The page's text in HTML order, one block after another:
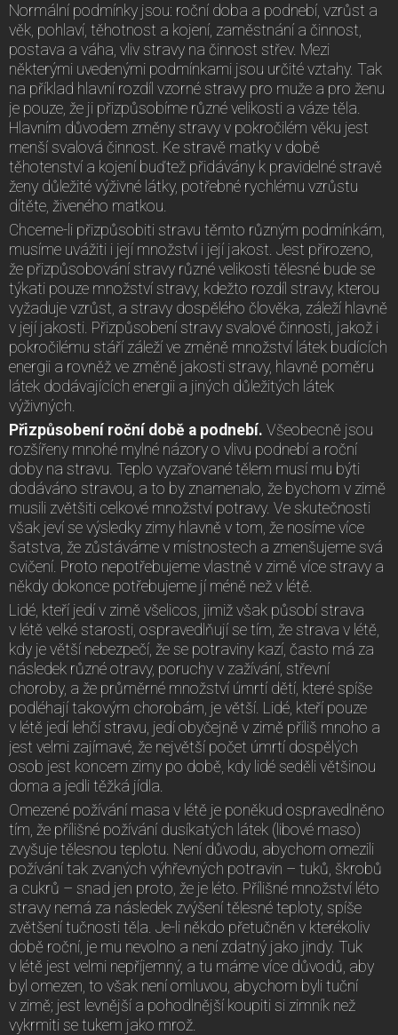
Normální podmínky jsou: roční doba a podnebí, vzrůst a
věk, pohlaví, těhotnost a kojení, zaměstnání a činnost,
postava a váha, vliv stravy na činnost střev. Mezi
některými uvedenými podmínkami jsou určité vztahy. Tak
na příklad hlavní rozdíl vzorné stravy pro muže a pro ženu
je pouze, že ji přizpůsobíme různé velikosti a váze těla.
Hlavním důvodem změny stravy v pokročilém věku jest
menší svalová činnost. Ke stravě matky v době
těhotenství a kojení buďtež přidávány k pravidelné stravě
ženy důležité výživné látky, potřebné rychlému vzrůstu
dítěte, živeného matkou.
Chceme-li přizpůsobiti stravu těmto různým podmínkám,
musíme uvážiti i její množství i její jakost. Jest přirozeno,
že přizpůsobování stravy různé velikosti tělesné bude se
týkati pouze množství stravy, kdežto rozdíl stravy, kterou
vyžaduje vzrůst, a stravy dospělého člověka, záleží hlavně
v její jakosti. Přizpůsobení stravy svalové činnosti, jakož i
pokročilému stáří záleží ve změně množství látek budících
energii a rovněž ve změně jakosti stravy, hlavně poměru
látek dodávajících energii a jiných důležitých látek
výživných.
Přizpůsobení roční době a podnebí. Všeobecně jsou
rozšířeny mnohé mylné názory o vlivu podnebí a roční
doby na stravu. Teplo vyzařované tělem musí mu býti
dodáváno stravou, a to by znamenalo, že bychom v zimě
musili zvětšiti celkové množství potravy. Ve skutečnosti
však jeví se výsledky zimy hlavně v tom, že nosíme více
šatstva, že zůstáváme v místnostech a zmenšujeme svá
cvičení. Proto nepotřebujeme vlastně v zimě více stravy a
někdy dokonce potřebujeme jí méně než v létě.
Lidé, kteří jedí v zimě všelicos, jimiž však působí strava
v létě velké starosti, ospravedlňují se tím, že strava v létě,
kdy je větší nebezpečí, že se potraviny kazí, často má za
následek různé otravy, poruchy v zažívání, střevní
choroby, a že průměrné množství úmrtí dětí, které spíše
podléhají takovým chorobám, je větší. Lidé, kteří pouze
v létě jedí lehčí stravu, jedí obyčejně v zimě příliš mnoho a
jest velmi zajímavé, že největší počet úmrtí dospělých
osob jest koncem zimy po době, kdy lidé seděli většinou
doma a jedli těžká jídla.
Omezené požívání masa v létě je poněkud ospravedlněno
tím, že přílišné požívání dusíkatých látek (libové maso)
zvyšuje tělesnou teplotu. Není důvodu, abychom omezili
požívání tak zvaných výhřevných potravin – tuků, škrobů
a cukrů – snad jen proto, že je léto. Přílišné množství léto
stravy nemá za následek zvýšení tělesné teploty, spíše
zvětšení tučnosti těla. Je-li někdo přetučněn v kterékoliv
době roční, je mu nevolno a není zdatný jako jindy. Tuk
v létě jest velmi nepříjemný, a tu máme více důvodů, aby
byl omezen, to však není omluvou, abychom byli tuční
v zimě; jest levnější a pohodlnější koupiti si zimník než
vykrmiti se tukem jako mrož.